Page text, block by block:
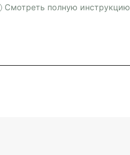
Смотреть полную инструкцию